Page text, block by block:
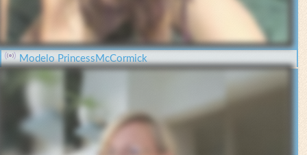
Modelo PrincessMcCormick